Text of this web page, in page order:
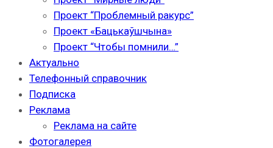
Проект “Проблемный ракурс”
Проект «Бацькаўшчына»
Проект “Чтобы помнили…”
Актуально
Телефонный справочник
Подписка
Реклама
Реклама на сайте
Фотогалерея